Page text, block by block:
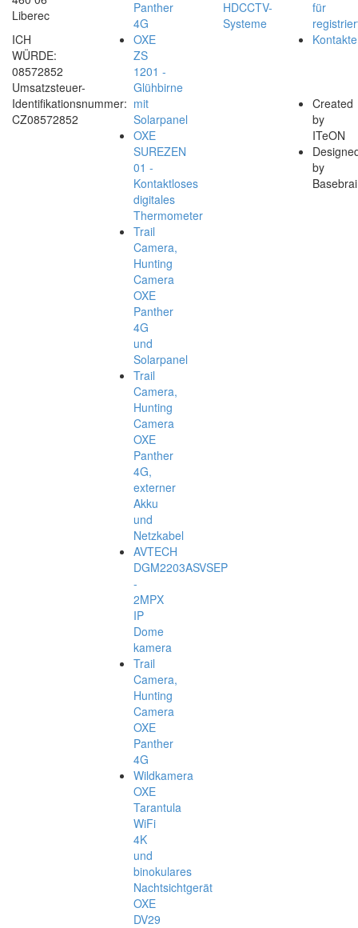
Liberec
ICH
WÜRDE:
08572852
Umsatzsteuer-
Identifikationsnummer:
CZ08572852
Panther
4G
OXE
ZS
1201 -
Glühbirne
mit
Solarpanel
OXE
SUREZEN
01 -
Kontaktloses
digitales
Thermometer
Trail
Camera,
Hunting
Camera
OXE
Panther
4G
und
Solarpanel
Trail
Camera,
Hunting
Camera
OXE
Panther
4G,
externer
Akku
und
Netzkabel
AVTECH
DGM2203ASVSEP
-
2MPX
IP
Dome
kamera
Trail
Camera,
Hunting
Camera
OXE
Panther
4G
Wildkamera
OXE
Tarantula
WiFi
4K
und
binokulares
Nachtsichtgerät
OXE
DV29
HDCCTV-
Systeme
für
Kontakte
Created
by
ITeON
by